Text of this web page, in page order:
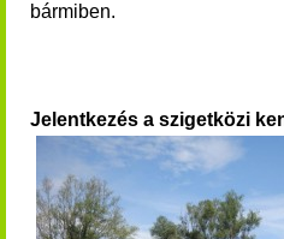
bármiben.
Jelentkezés a szigetközi